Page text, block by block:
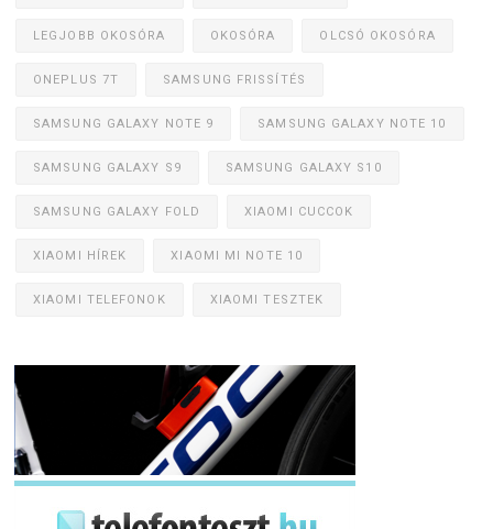
LEGJOBB OKOSÓRA OKOSÓRA OLCSÓ OKOSÓRA
ONEPLUS 7T SAMSUNG FRISSÍTÉS
SAMSUNG GALAXY NOTE 9 SAMSUNG GALAXY NOTE 10
SAMSUNG GALAXY S9 SAMSUNG GALAXY S10
SAMSUNG GALAXY FOLD XIAOMI CUCCOK
XIAOMI HÍREK XIAOMI MI NOTE 10
XIAOMI TELEFONOK XIAOMI TESZTEK